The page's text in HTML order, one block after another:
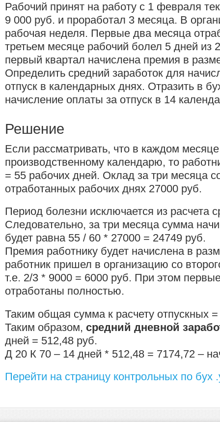
Рабочий принят на работу с 1 февраля
9 000 руб. и проработал 3 месяца. В
рабочая неделя. Первые два месяца
третьем месяце рабочий болел 5 дней из
первый квартал начислена премия в
Определить средний заработок для
отпуск в календарных днях. Отразить в
начисление оплаты за отпуск в 14
Решение
Если рассматривать, что в каждом
производственному календарю, то
= 55 рабочих дней. Оклад за три месяца
отработанных рабочих днях 27000 руб.
Период болезни исключается из расчета
Следовательно, за три месяца сумма
будет равна 55 / 60 * 27000 = 24749 руб.
Премия работнику будет начислена в
работник пришел в организацию со
т.е. 2/3 * 9000 = 6000 руб. При этом
отработаны полностью.
Таким общая сумма к расчету отпускных
Таким образом, средний дневной
дней = 512,48 руб.
Д 20 К 70 – 14 дней * 512,48 = 7174,72 –
Перейти на страницу контрольных по бух